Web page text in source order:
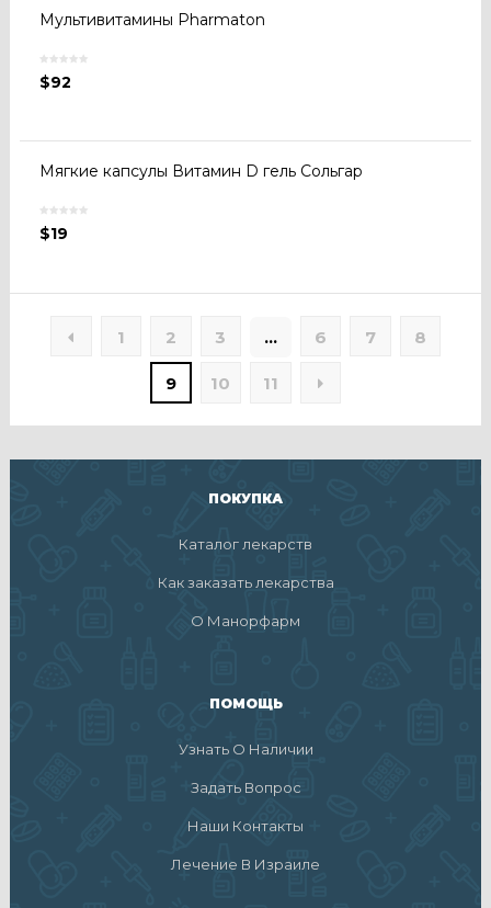
Мультивитамины Pharmaton
$92
Мягкие капсулы Витамин D гель Сольгар
$19
1 2 3 … 6 7 8
9 10 11
ПОКУПКА
Каталог лекарств
Как заказать лекарства
О Манорфарм
ПОМОЩЬ
Узнать О Наличии
Задать Вопрос
Наши Контакты
Лечение В Израиле